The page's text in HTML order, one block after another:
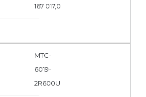
167 017,0
MTC-
6019-
2R600U